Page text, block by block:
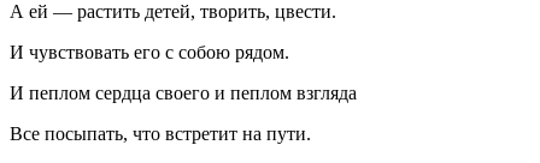
А ей — растить детей, творить, цвести.
И чувствовать его с собою рядом.
И пеплом сердца своего и пеплом взгляда
Все посыпать, что встретит на пути.